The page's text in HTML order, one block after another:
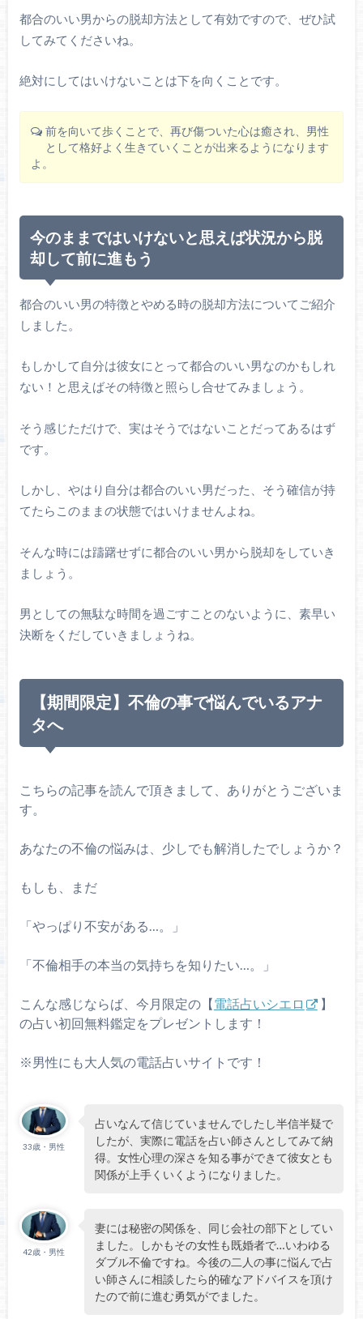
都合のいい男からの脱却方法として有効ですので、ぜひ試
してみてくださいね。
絶対にしてはいけないことは下を向くことです。
前を向いて歩くことで、再び傷ついた心は癒され、男性
として格好よく生きていくことが出来るようになります
よ。
今のままではいけないと思えば状況から脱
却して前に進もう
都合のいい男の特徴とやめる時の脱却方法についてご紹介
しました。
もしかして自分は彼女にとって都合のいい男なのかもしれ
ない！と思えばその特徴と照らし合せてみましょう。
そう感じただけで、実はそうではないことだってあるはず
です。
しかし、やはり自分は都合のいい男だった、そう確信が持
てたらこのままの状態ではいけませんよね。
そんな時には躊躇せずに都合のいい男から脱却をしていき
ましょう。
男としての無駄な時間を過ごすことのないように、素早い
決断をくだしていきましょうね。
【期間限定】不倫の事で悩んでいるアナ
タへ
こちらの記事を読んで頂きまして、ありがとうございま
す。
あなたの不倫の悩みは、少しでも解消したでしょうか？
もしも、まだ
「やっぱり不安がある…。」
「不倫相手の本当の気持ちを知りたい…。」
こんな感じならば、今月限定の【電話占いシエロ
】
の占い初回無料鑑定をプレゼントします！
※男性にも大人気の電話占いサイトです！
33歳・男性
占いなんて信じていませんでしたし半信半疑で
したが、実際に電話を占い師さんとしてみて納
得。女性心理の深さを知る事ができて彼女とも
関係が上手くいくようになりました。
42歳・男性
妻には秘密の関係を、同じ会社の部下としてい
ました。しかもその女性も既婚者で…いわゆる
ダブル不倫ですね。今後の二人の事に悩んで占
い師さんに相談したら的確なアドバイスを頂け
たので前に進む勇気がでました。